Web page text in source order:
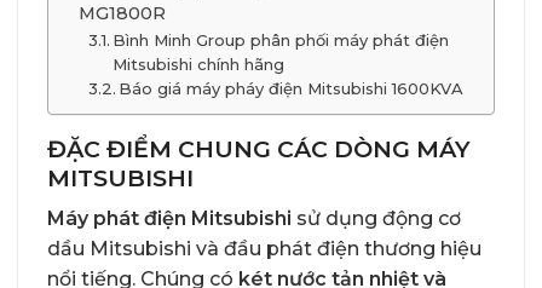
MG1800R
Bình Minh Group phân phối máy phát điện
Mitsubishi chính hãng
Báo giá máy pháy điện Mitsubishi 1600KVA
ĐẶC ĐIỂM CHUNG CÁC DÒNG MÁY
MITSUBISHI
Máy phát điện Mitsubishi sử dụng động cơ
dầu Mitsubishi và đầu phát điện thương hiệu
nổi tiếng. Chúng có két nước tản nhiệt và